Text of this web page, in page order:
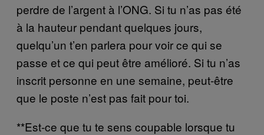
perdre de l’argent à l’ONG. Si tu n’as pas été
à la hauteur pendant quelques jours,
quelqu’un t’en parlera pour voir ce qui se
passe et ce qui peut être amélioré. Si tu n’as
inscrit personne en une semaine, peut-être
que le poste n’est pas fait pour toi.
**Est-ce que tu te sens coupable lorsque tu